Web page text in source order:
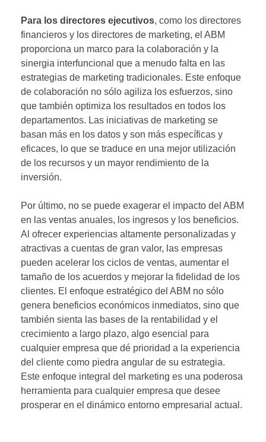
Para los directores ejecutivos, como los directores
financieros y los directores de marketing, el ABM
proporciona un marco para la colaboración y la
sinergia interfuncional que a menudo falta en las
estrategias de marketing tradicionales. Este enfoque
de colaboración no sólo agiliza los esfuerzos, sino
que también optimiza los resultados en todos los
departamentos. Las iniciativas de marketing se
basan más en los datos y son más específicas y
eficaces, lo que se traduce en una mejor utilización
de los recursos y un mayor rendimiento de la
inversión.
Por último, no se puede exagerar el impacto del ABM
en las ventas anuales, los ingresos y los beneficios.
Al ofrecer experiencias altamente personalizadas y
atractivas a cuentas de gran valor, las empresas
pueden acelerar los ciclos de ventas, aumentar el
tamaño de los acuerdos y mejorar la fidelidad de los
clientes. El enfoque estratégico del ABM no sólo
genera beneficios económicos inmediatos, sino que
también sienta las bases de la rentabilidad y el
crecimiento a largo plazo, algo esencial para
cualquier empresa que dé prioridad a la experiencia
del cliente como piedra angular de su estrategia.
Este enfoque integral del marketing es una poderosa
herramienta para cualquier empresa que desee
prosperar en el dinámico entorno empresarial actual.